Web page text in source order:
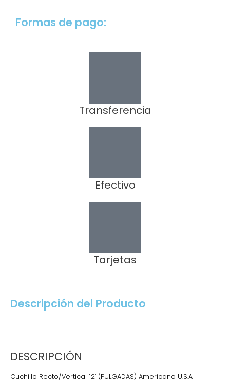
Formas de pago:
Transferencia
Efectivo
Tarjetas
Descripción del Producto
DESCRIPCIÓN
Cuchillo Recto/Vertical 12′ (PULGADAS) Americano U.S.A